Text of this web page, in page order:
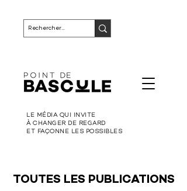
LE MÉDIA QUI INVITE
À CHANGER DE REGARD
ET FAÇONNE LES POSSIBLES
TOUTES LES PUBLICATIONS